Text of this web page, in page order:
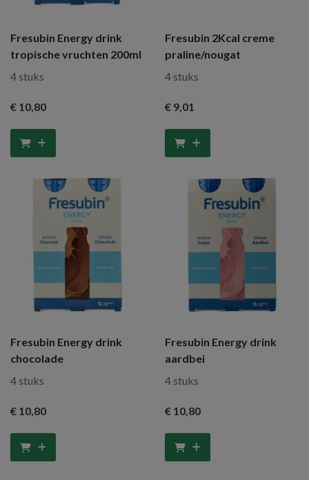
Fresubin Energy drink
tropische vruchten 200ml
4 stuks
€ 10,80
Fresubin 2Kcal creme
praline/nougat
4 stuks
€ 9,01
Fresubin Energy drink
chocolade
4 stuks
€ 10,80
Fresubin Energy drink
aardbei
4 stuks
€ 10,80